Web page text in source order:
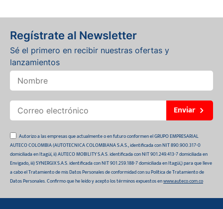
Regístrate al Newsletter
Sé el primero en recibir nuestras ofertas y
lanzamientos
Enviar
Autorizo a las empresas que actualmente o en futuro conformen el GRUPO EMPRESARIAL
AUTECO COLOMBIA (AUTOTECNICA COLOMBIANA S.A.S., identificada con NIT 890.900.317-0
domiciliada en Itagüí, ii) AUTECO MOBILITY S.A.S. identificada con NIT 901.249.413-7 domiciliada en
Envigado, iii) SYNERGIX S.A.S. identificada con NIT 901.259.188-7 domiciliada en Itagüí,) para que lleve
a cabo el Tratamiento de mis Datos Personales de conformidad con su Política de Tratamiento de
Datos Personales. Confirmo que he leído y acepto los términos expuestos enwww.auteco.com.co